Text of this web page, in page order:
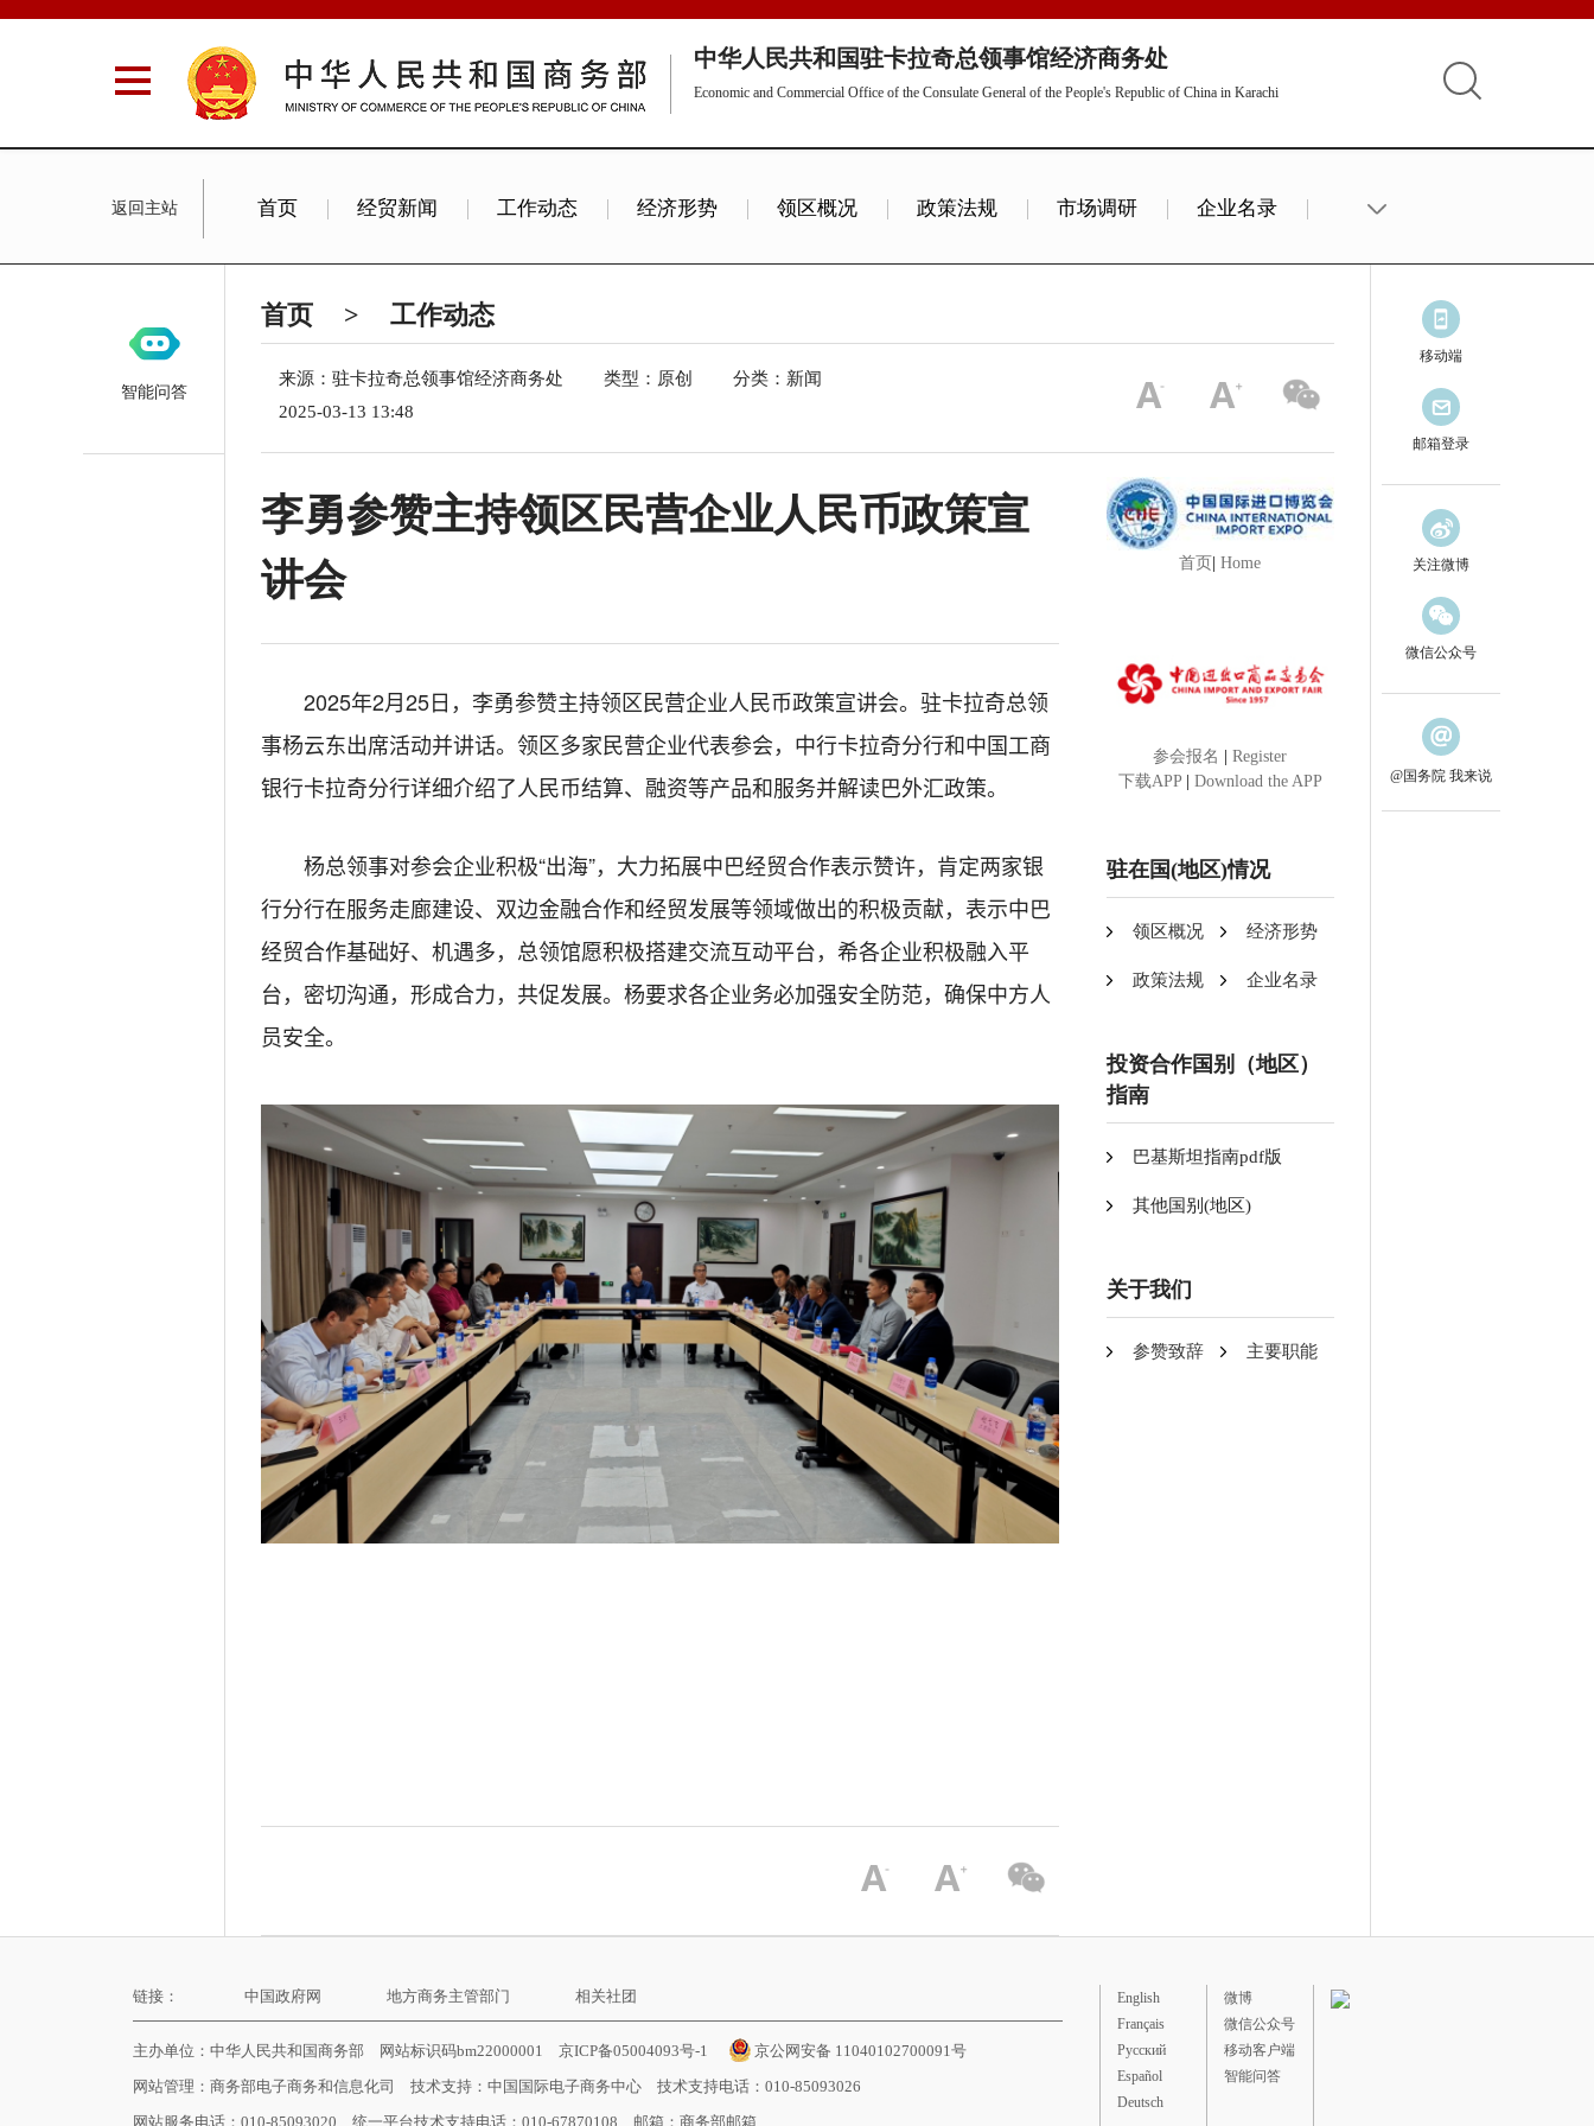
中华人民共和国驻卡拉奇总领事馆经济商务处
Economic and Commercial Office of the Consulate General of the People's Republic of China in Karachi
返回主站 首页 经贸新闻 工作动态 经济形势 领区概况 政策法规 市场调研 企业名录
双边合作 重要提示 展会信息 投资信息 商情发布
首页 > 工作动态
来源：驻卡拉奇总领事馆经济商务处 类型：原创
分类：新闻
2025-03-13 13:48
李勇参赞主持领区民营企业人民币政策宣
讲会
2025年2月25日，李勇参赞主持领区民营企业人民币政策宣讲会。驻卡拉奇总领
事杨云东出席活动并讲话。领区多家民营企业代表参会，中行卡拉奇分行和中国工商
银行卡拉奇分行详细介绍了人民币结算、融资等产品和服务并解读巴外汇政策。
杨总领事对参会企业积极“出海”，大力拓展中巴经贸合作表示赞许，肯定两家银
行分行在服务走廊建设、双边金融合作和经贸发展等领域做出的积极贡献，表示中巴
经贸合作基础好、机遇多，总领馆愿积极搭建交流互动平台，希各企业积极融入平
台，密切沟通，形成合力，共促发展。杨要求各企业务必加强安全防范，确保中方人
员安全。
首页 |Home
参会报名 |Register
下载APP| Download the APP
驻在国(地区)情况
领区概况 经济形势
政策法规 企业名录
投资合作国别（地区）
指南
巴基斯坦指南pdf版
其他国别(地区)
关于我们
参赞致辞 主要职能
智能问答
移动端
邮箱登录
关注微博
微信公众号
@国务院 我来说
链接： 中国政府网 地方商务主管部门 相关社团
主办单位：中华人民共和国商务部 网站标识码bm22000001京ICP备05004093号-1
京公网安备 11040102700091号
网站管理：商务部电子商务和信息化司 技术支持：中国国际电子商务中心 技术支持电话：010-85093026
网站服务电话：010-85093020 统一平台技术支持电话：010-67870108 邮箱：商务部邮箱
English
Français
Русский
Español
Deutsch
微博
微信公众号
移动客户端
智能问答